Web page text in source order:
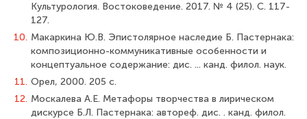
Культурология. Востоковедение. 2017. № 4 (25). С. 117-
127.
10. Макаркина Ю.В. Эпистолярное наследие Б. Пастернака:
композиционно-ком­муникативные особенности и
концептуальное содержание: дис. ... канд. филол. наук.
11. Орел, 2000. 205 с.
12. Москалева А.Е. Метафоры творчества в лирическом
дискурсе Б.Л. Пастернака: автореф. дис. . канд. филол.